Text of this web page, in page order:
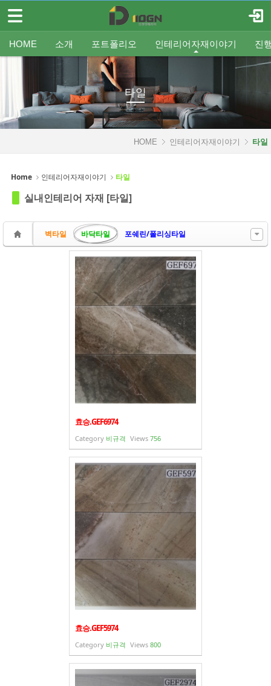
HOME 소개 포트폴리오 인테리어자재이야기 진
조직도 오시는 길
평형별샷시 기타공사
욕실 타일 바닥재 벽지
무료출장견적 인테리어셀프자동견적
Q&A FAQ
타일
HOME 인테리어자재이야기 타일
Home 인테리어자재이야기 타일
실내인테리어 자재 [타일]
벽타일 바닥타일 포쉐린/폴리싱타일
효승.GEF6974
Category 비규격 Views 756
효승.GEF5974
Category 비규격 Views 800
로그인
HOME
포트폴리오
인테리어자재이야기
- 욕실
- 가구류
- 하이샷시 브랜드
Sketchbook5, 스케치북5
Sketchbook5, 스케치북5